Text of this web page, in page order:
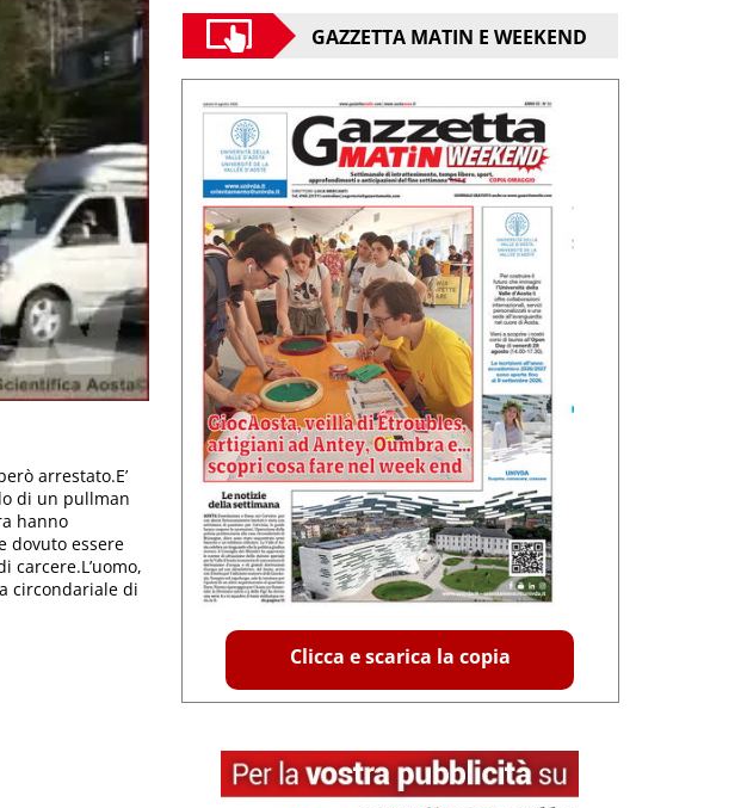
arrestato.E’
di un pullman
hanno
dovuto essere
circondariale di
GAZZETTA MATIN E WEEKEND
Clicca e scarica la copia